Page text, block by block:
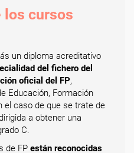
los cursos
un diploma acreditativo
del fichero del
oficial del FP,
Educación, Formación
el caso de que se trate de
a obtener una
C.
de FP están reconocidas